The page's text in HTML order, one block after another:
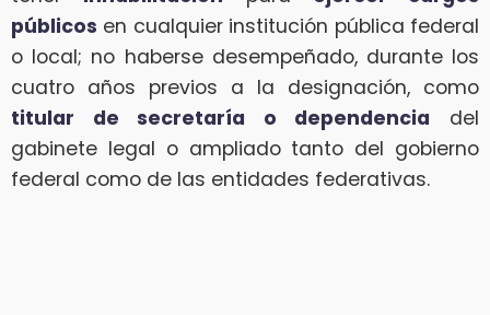
públicos en cualquier institución pública federal
o local; no haberse desempeñado, durante los
cuatro años previos a la designación, como
titular de secretaría o dependencia del
gabinete legal o ampliado tanto del gobierno
federal como de las entidades federativas.